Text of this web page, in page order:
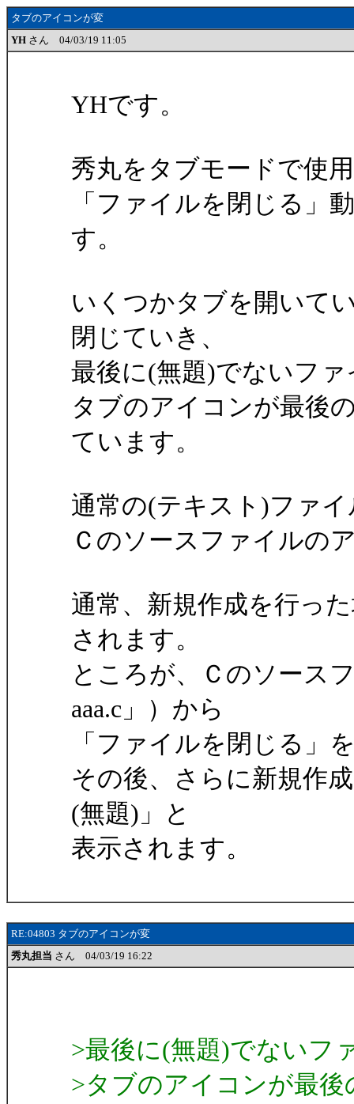
タブのアイコンが変
YH さん 04/03/19 11:05
YHです。
秀丸をタブモードで使
「ファイルを閉じる」
す。
いくつかタブを開いて
閉じていき、
最後に(無題)でないフ
タブのアイコンが最後
ています。
通常の(テキスト)ファ
Ｃのソースファイルの
通常、新規作成を行っ
されます。
ところが、Ｃのソース
aaa.c」）から
「ファイルを閉じる」
その後、さらに新規作
(無題)」と
表示されます。
RE:04803 タブのアイコンが変
秀丸担当 さん 04/03/19 16:22
>最後に(無題)でないフ
>タブのアイコンが最